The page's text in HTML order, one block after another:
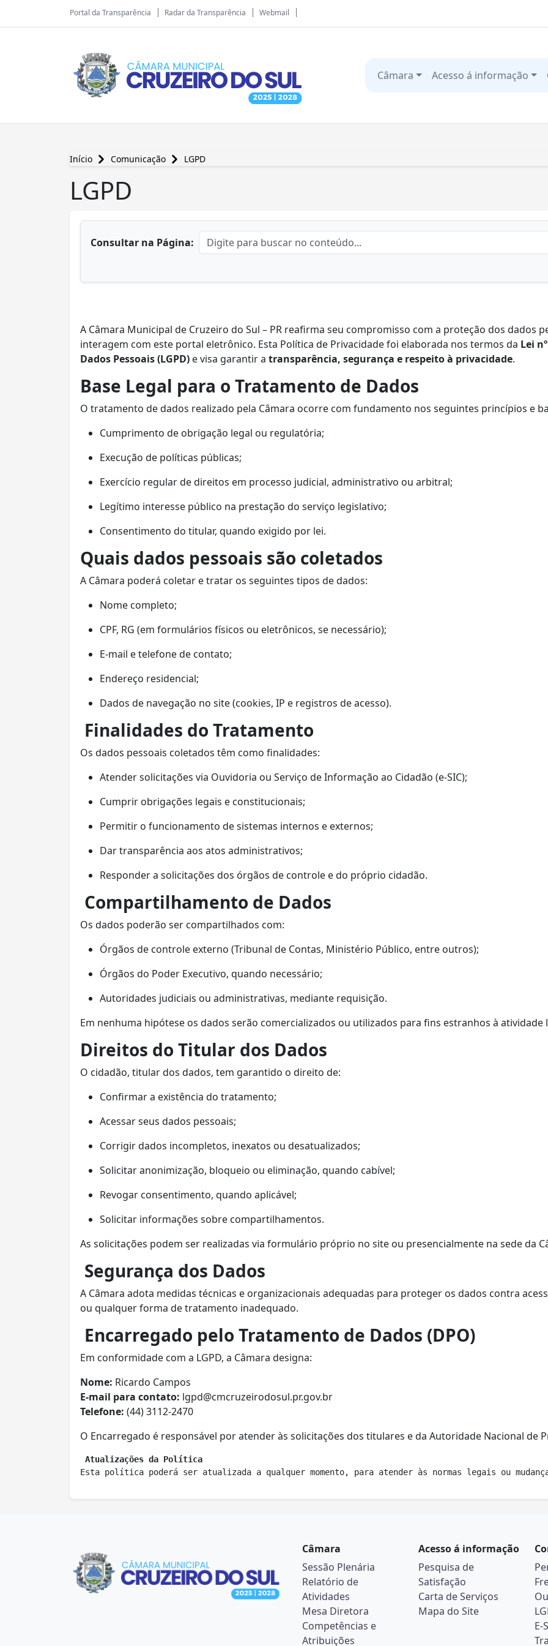
Portal da Transparência Radar da Transparência Webmail
Câmara Acesso á informação
Início Comunicação LGPD
conteúdo principalLGPD
Consultar na Página:
A Câmara Municipal de Cruzeiro do Sul – PR reafirma seu compromisso com a proteção dos dados
interagem com este portal eletrônico. Esta Política de Privacidade foi elaborada nos termos da Lei
Dados Pessoais (LGPD) e visa garantir a transparência, segurança e respeito à privacidade.
Base Legal para o Tratamento de Dados
O tratamento de dados realizado pela Câmara ocorre com fundamento nos seguintes princípios e
Cumprimento de obrigação legal ou regulatória;
Execução de políticas públicas;
Exercício regular de direitos em processo judicial, administrativo ou arbitral;
Legítimo interesse público na prestação do serviço legislativo;
Consentimento do titular, quando exigido por lei.
Quais dados pessoais são coletados
A Câmara poderá coletar e tratar os seguintes tipos de dados:
Nome completo;
CPF, RG (em formulários físicos ou eletrônicos, se necessário);
E-mail e telefone de contato;
Endereço residencial;
Dados de navegação no site (cookies, IP e registros de acesso).
Finalidades do Tratamento
Os dados pessoais coletados têm como finalidades:
Atender solicitações via Ouvidoria ou Serviço de Informação ao Cidadão (e-SIC);
Cumprir obrigações legais e constitucionais;
Permitir o funcionamento de sistemas internos e externos;
Dar transparência aos atos administrativos;
Responder a solicitações dos órgãos de controle e do próprio cidadão.
Compartilhamento de Dados
Os dados poderão ser compartilhados com:
Órgãos de controle externo (Tribunal de Contas, Ministério Público, entre outros);
Órgãos do Poder Executivo, quando necessário;
Autoridades judiciais ou administrativas, mediante requisição.
Em nenhuma hipótese os dados serão comercializados ou utilizados para fins estranhos à atividade
Direitos do Titular dos Dados
O cidadão, titular dos dados, tem garantido o direito de:
Confirmar a existência do tratamento;
Acessar seus dados pessoais;
Corrigir dados incompletos, inexatos ou desatualizados;
Solicitar anonimização, bloqueio ou eliminação, quando cabível;
Revogar consentimento, quando aplicável;
Solicitar informações sobre compartilhamentos.
As solicitações podem ser realizadas via formulário próprio no site ou presencialmente na sede da
Segurança dos Dados
A Câmara adota medidas técnicas e organizacionais adequadas para proteger os dados contra
ou qualquer forma de tratamento inadequado.
Encarregado pelo Tratamento de Dados (DPO)
Em conformidade com a LGPD, a Câmara designa:
Nome: Ricardo Campos
E-mail para contato: lgpd@cmcruzeirodosul.pr.gov.br
Telefone: (44) 3112-2470
O Encarregado é responsável por atender às solicitações dos titulares e da Autoridade Nacional de
Atualizações da Política
Esta política poderá ser atualizada a qualquer momento, para atender às normas legais ou
Câmara
Sessão Plenária
Relatório de
Atividades
Mesa Diretora
Competências e
Atribuições
Acesso á informação
Pesquisa de
Satisfação
Carta de Serviços
Mapa do Site
E-